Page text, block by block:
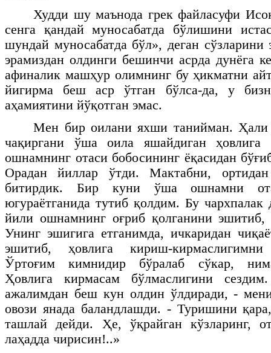
Худди шу маънода грек файласуфи
сенга қандай муносабатда бўлишини
шундай муносабатда бўл», деган сўзларини
эрамиздан олдинги бешинчи асрда дунёга
афиналик машҳур олимнинг бу ҳикматни
йигирма беш аср ўтган бўлса-да, у
аҳамиятини йўқотган эмас.
Мен бир оилани яхши танийман.
чақиргани ўша оила яшайдиган ҳовлига
ошнамнинг отаси бобосининг ёқасидан
Орадан йиллар ўтди. Мактабни,
битирдик. Бир куни ўша ошнамни
югураётганида тутиб қолдим. Бу чархпалак
йили ошнамнинг оғриб қолганини
Унинг эшигига етганимда, ичкаридан
эшитиб, ҳовлига кириш-
Ўртоғим кимнидир бўралаб сўкар,
Ҳовлига кирмасам бўлмаслигини
ажалимдан беш кун олдин ўлдиради, -
овози янада баландлашди. - Туришини
ташлай дейди. Ҳе, ўқрайган кўзларинг,
лаҳадда чирисин!..»